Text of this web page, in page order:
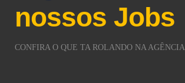
nossos Jobs
CONFIRA O QUE TA ROLANDO NA AGÊNCIA